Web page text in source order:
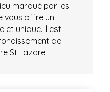
marqué par les
vous offre un
et unique. Il est
de
St Lazare